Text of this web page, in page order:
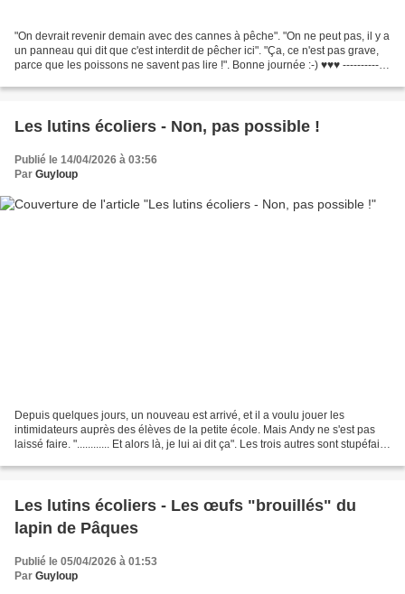
"On devrait revenir demain avec des cannes à pêche". "On ne peut pas, il y a
un panneau qui dit que c'est interdit de pêcher ici". "Ça, ce n'est pas grave,
parce que les poissons ne savent pas lire !". Bonne journée :-) ♥♥♥ -------------
Les lutins écoliers - Non, pas possible !
Publié le 14/04/2026 à 03:56
Par Guyloup
Depuis quelques jours, un nouveau est arrivé, et il a voulu jouer les
intimidateurs auprès des élèves de la petite école. Mais Andy ne s'est pas
laissé faire. "............ Et alors là, je lui ai dit ça". Les trois autres sont stupéfaits,
Les lutins écoliers - Les œufs "brouillés" du
lapin de Pâques
Publié le 05/04/2026 à 01:53
Par Guyloup